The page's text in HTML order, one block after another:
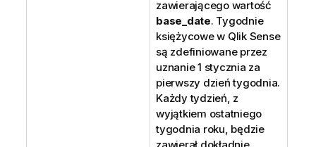
zawierającego wartość
base_date. Tygodnie
księżycowe w Qlik Sense
są zdefiniowane przez
uznanie 1 stycznia za
pierwszy dzień tygodnia.
Każdy tydzień, z
wyjątkiem ostatniego
tygodnia roku, będzie